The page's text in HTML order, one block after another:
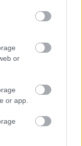
or
or app.
terjeszti a
és idejét. Mert